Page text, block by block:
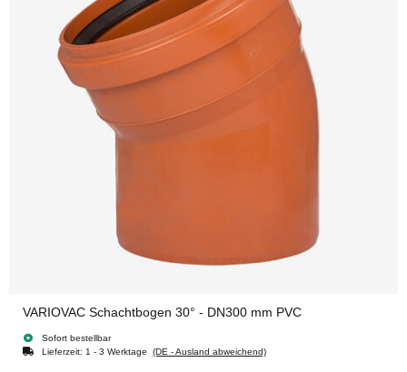
VARIOVAC Schachtbogen 30° - DN300 mm PVC
Sofort bestellbar
Lieferzeit: 1 - 3 Werktage (DE - Ausland abweichend)